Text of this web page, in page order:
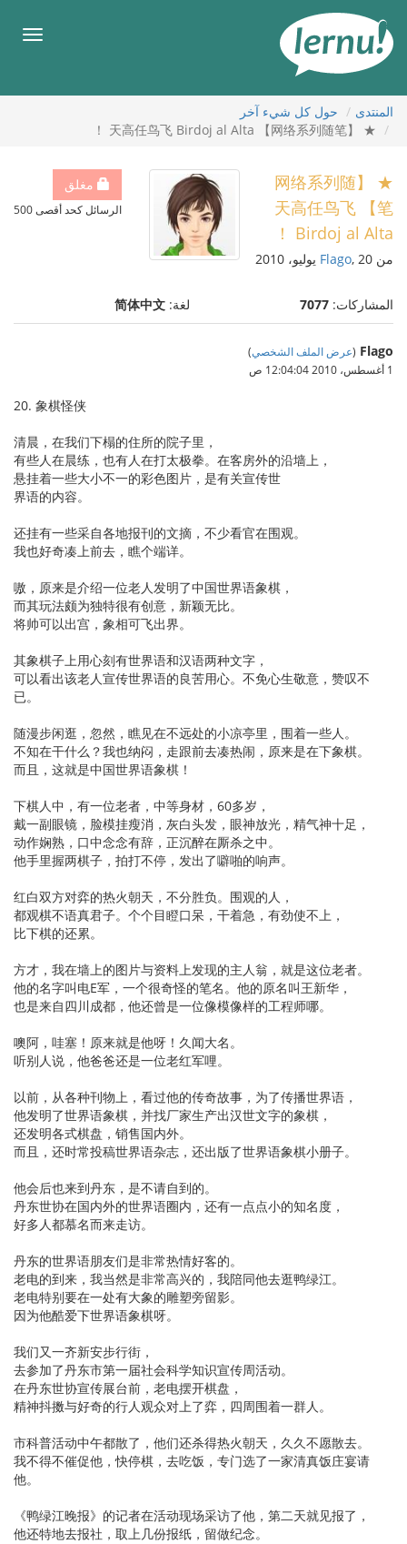
المحتويات
قائمة
المنتدى
حول كل شيء آخر
★ 【网络系列随笔】 天高任鸟飞 Birdoj al Alta ！
مغلق
الرسائل كحد أقصى 500
★ 【网络系列随
笔】 天高任鸟飞
Birdoj al Alta ！
من Flago, 20 يوليو، 2010
المشاركات: 7077 لغة: 简体中文
Flago
(عرض الملف الشخصي)
1 أغسطس، 2010 12:04:04 ص
20. 象棋怪侠
清晨，在我们下榻的住所的院子里，
有些人在晨练，也有人在打太极拳。在客房外的沿墙上，
悬挂着一些大小不一的彩色图片，是有关宣传世
界语的内容。
还挂有一些采自各地报刊的文摘，不少看官在围观。
我也好奇凑上前去，瞧个端详。
嗷，原来是介绍一位老人发明了中国世界语象棋，
而其玩法颇为独特很有创意，新颖无比。
将帅可以出宫，象相可飞出界。
其象棋子上用心刻有世界语和汉语两种文字，
可以看出该老人宣传世界语的良苦用心。不免心生敬意，赞叹不
已。
随漫步闲逛，忽然，瞧见在不远处的小凉亭里，围着一些人。
不知在干什么？我也纳闷，走跟前去凑热闹，原来是在下象棋。
而且，这就是中国世界语象棋！
下棋人中，有一位老者，中等身材，60多岁，
戴一副眼镜，脸模挂瘦消，灰白头发，眼神放光，精气神十足，
动作娴熟，口中念念有辞，正沉醉在厮杀之中。
他手里握两棋子，拍打不停，发出了噼啪的响声。
红白双方对弈的热火朝天，不分胜负。围观的人，
都观棋不语真君子。个个目瞪口呆，干着急，有劲使不上，
比下棋的还累。
方才，我在墙上的图片与资料上发现的主人翁，就是这位老者。
他的名字叫电E军，一个很奇怪的笔名。他的原名叫王新华，
也是来自四川成都，他还曾是一位像模像样的工程师哪。
噢阿，哇塞！原来就是他呀！久闻大名。
听别人说，他爸爸还是一位老红军哩。
以前，从各种刊物上，看过他的传奇故事，为了传播世界语，
他发明了世界语象棋，并找厂家生产出汉世文字的象棋，
还发明各式棋盘，销售国内外。
而且，还时常投稿世界语杂志，还出版了世界语象棋小册子。
他会后也来到丹东，是不请自到的。
丹东世协在国内外的世界语圈内，还有一点点小的知名度，
好多人都慕名而来走访。
丹东的世界语朋友们是非常热情好客的。
老电的到来，我当然是非常高兴的，我陪同他去逛鸭绿江。
老电特别要在一处有大象的雕塑旁留影。
因为他酷爱下世界语象棋呀。
我们又一齐新安步行街，
去参加了丹东市第一届社会科学知识宣传周活动。
在丹东世协宣传展台前，老电摆开棋盘，
精神抖擞与好奇的行人观众对上了弈，四周围着一群人。
市科普活动中午都散了，他们还杀得热火朝天，久久不愿散去。
我不得不催促他，快停棋，去吃饭，专门选了一家清真饭庄宴请
他。
《鸭绿江晚报》的记者在活动现场采访了他，第二天就见报了，
他还特地去报社，取上几份报纸，留做纪念。